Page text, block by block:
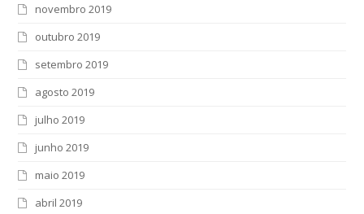
novembro 2019
outubro 2019
setembro 2019
agosto 2019
julho 2019
junho 2019
maio 2019
abril 2019